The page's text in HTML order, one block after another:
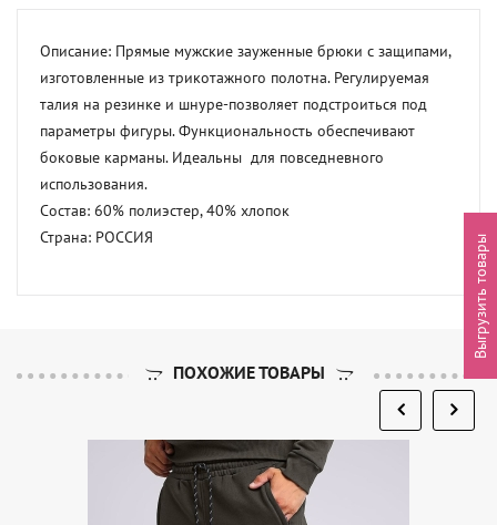
Описание: Прямые мужские зауженные брюки с защипами,
изготовленные из трикотажного полотна. Регулируемая
талия на резинке и шнуре-позволяет подстроиться под
параметры фигуры. Функциональность обеспечивают
боковые карманы. Идеальны  для повседневного
использования.
Состав: 60% полиэстер, 40% хлопок
Страна: РОССИЯ
ПОХОЖИЕ ТОВАРЫ
Выгрузить товары